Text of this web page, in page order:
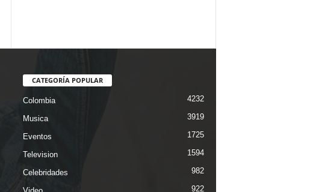
CATEGORÍA POPULAR
Colombia 4232
Musica 3919
Eventos 1725
Television 1594
Celebridades 982
922